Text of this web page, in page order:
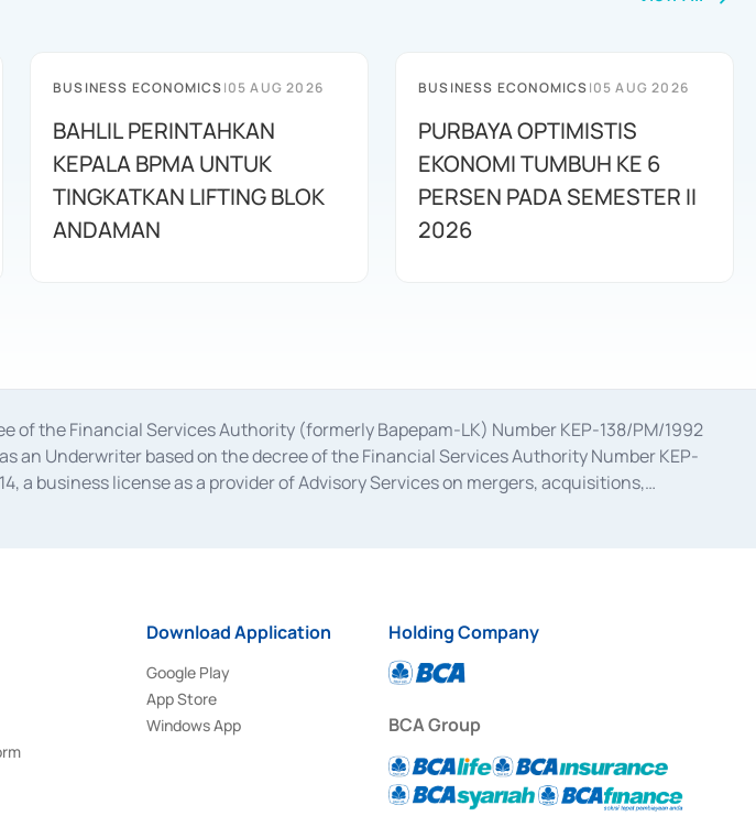
BUSINESS ECONOMICS|05 AUG 2026
BAHLIL PERINTAHKAN
KEPALA BPMA UNTUK
TINGKATKAN LIFTING BLOK
ANDAMAN
BUSINESS ECONOMICS|05 AUG 2026
PURBAYA OPTIMISTIS
EKONOMI TUMBUH KE 6
PERSEN PADA SEMESTER II
2026
of the Financial Services Authority (formerly Bapepam-LK) Number KEP-138/PM/1992
an Underwriter based on the decree of the Financial Services Authority Number KEP-
a business license as a provider of Advisory Services on mergers, acquisitions,
S-67/PM.21/2014 dated February 28, 2014, a business license as a provider of
Download Application
Google Play
App Store
Windows App
Holding Company
BCA Group